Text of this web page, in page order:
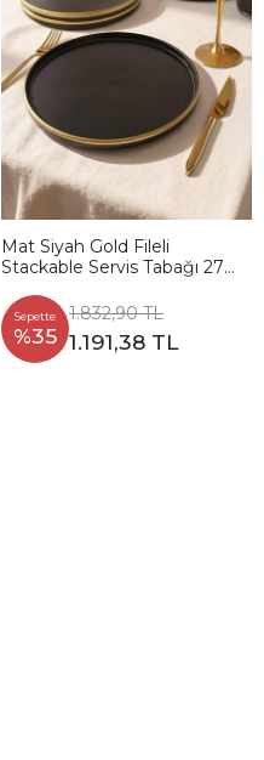
Mat Siyah Gold Fileli
Stackable Servis Tabağı 27
Sepette
%35
1.832,90 TL
1.191,38 TL